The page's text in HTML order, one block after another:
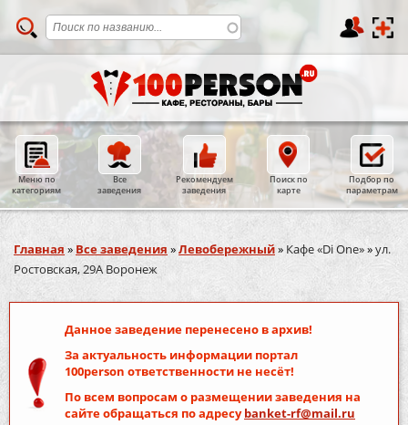
Меню по
категориям
Все
заведения
Рекомендуем
заведения
Поиск по
карте
Подбор по
параметрам
Вы здесь
Главная » Все заведения »Левобережный» Кафе «Di One»»ул.
Ростовская, 29А Воронеж
Данное заведение перенесено в архив!
За актуальность информации портал
100person ответственности не несёт!
По всем вопросам о размещении заведения на
сайте обращаться по адресуbanket-rf@mail.ru